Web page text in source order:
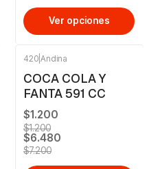
Ver opciones
420 Andina
COCA COLA Y
FANTA 591 CC
$1.200
$1.200
$6.480
$7.200